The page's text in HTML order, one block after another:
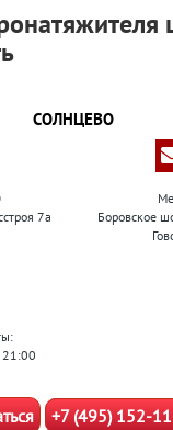
СОЛНЦЕВО
7а
Боровское
21:00
+7 (495) 152-